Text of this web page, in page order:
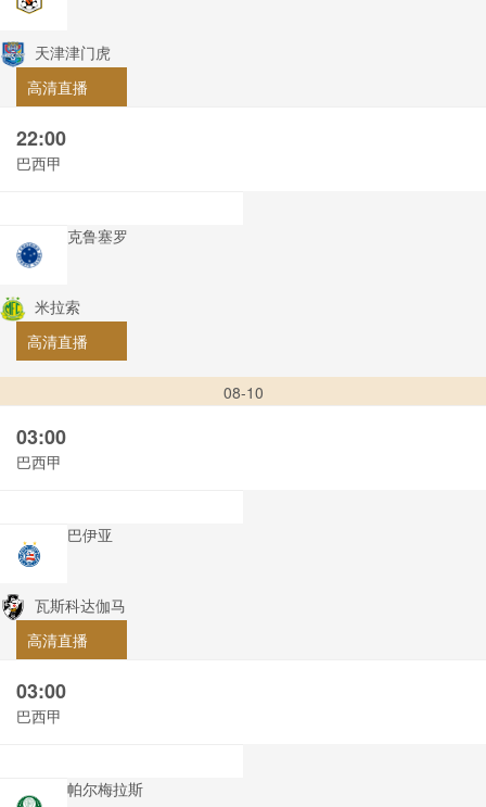
天津津门虎
高清直播
22:00
巴西甲
克鲁塞罗
米拉索
高清直播
08-10
03:00
巴西甲
巴伊亚
瓦斯科达伽马
高清直播
03:00
巴西甲
帕尔梅拉斯